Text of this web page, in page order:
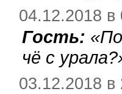
04.12.2018 в
Гость: «
чё с урала?
03.12.2018 в